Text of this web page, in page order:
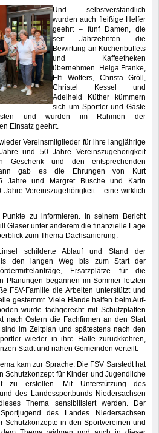
Und selbstverständlich
wurden auch fleißige Helfer
geehrt – fünf Damen, die
seit Jahrzehnten die
Bewirtung an Kuchenbuffets
und Kaffeetheken
übernehmen. Helga Franke,
Elfi Wolters, Christa Gröll,
Christel Kessel und
Adelheid Küther kümmern
sich um Sportler und Gäste
und wurden im Rahmen der
Einsatz geehrt.
Vereinsmitglieder für ihre langjährige
und 50 Jahre Vereinszugehörigkeit
Geschenk und den entsprechenden
gab es die Ehrungen von Kurt
Jahre und Margret Busche und Karin
Jahre Vereinszugehörigkeit – eine wirklich
zu informieren. In seinem Bericht
Glaser unter anderem die finanzielle Lage
zum Thema Dachsanierung.
schilderte Ablauf und Stand der
den langen Weg bis zum Start der
Ersatzplätze für die
Planungen begannen im Sommer letzten
FSV-Familie die Arbeiten unterstützt und
gestemmt. Viele Hände halfen beim Auf-
wurde fachgerecht mit Schutzplatten
nach Ostern die Fachfirmen an den Start
im Zeitplan und spätestens nach den
wieder in ihre Halle zurückkehren,
Stadt und nahen Gemeinden verteilt.
kam zur Sprache: Die FSV Sarstedt hat
Schutzkonzept für Kinder und Jugendliche
zu erstellen. Mit Unterstützung des
des Landessportbunds Niedersachsen
Thema sensibilisiert werden. Der
des Landes Niedersachsen
Schutzkonzepte in den Sportvereinen und